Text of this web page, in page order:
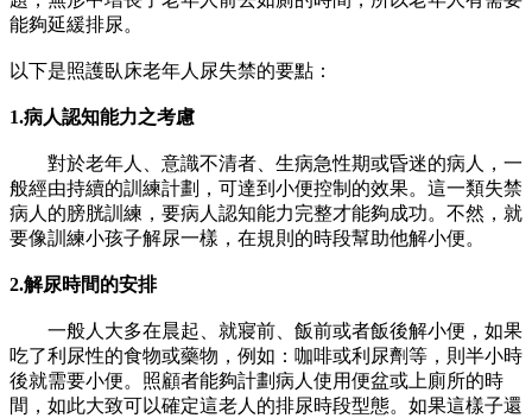
能夠延緩排尿。
以下是照護臥床老年人尿失禁的要點：
1.病人認知能力之考慮
對於老年人、意識不清者、生病急性期或昏迷的病人，一
般經由持續的訓練計劃，可達到小便控制的效果。這一類失禁
病人的膀胱訓練，要病人認知能力完整才能夠成功。不然，就
要像訓練小孩子解尿一樣，在規則的時段幫助他解小便。
2.解尿時間的安排
一般人大多在晨起、就寢前、飯前或者飯後解小便，如果
吃了利尿性的食物或藥物，例如：咖啡或利尿劑等，則半小時
後就需要小便。照顧者能夠計劃病人使用便盆或上廁所的時
間，如此大致可以確定這老人的排尿時段型態。如果這樣子還